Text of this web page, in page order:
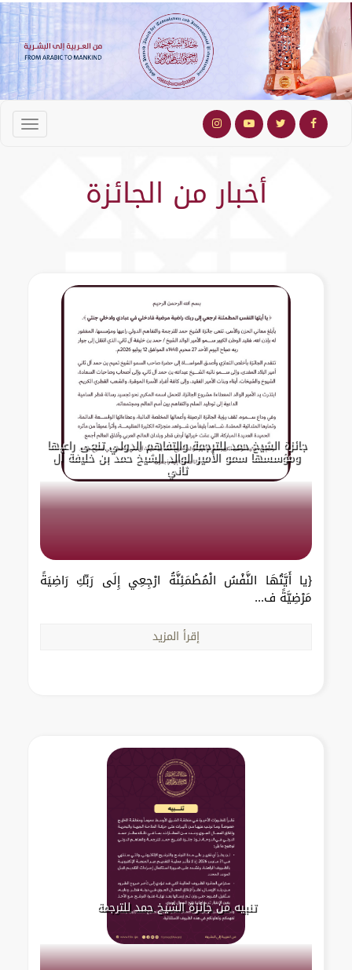
أخبار من الجائزة
جائزة الشيخ حمد للترجمة والتفاهم الدولي تنعى راعيها
ومؤسسها سمو الأمير الوالد الشيخ حمد بن خليفة آل
ثاني
{يا أَيَّتُهَا النَّفْسُ الْمُطْمَئِنَّةُ ارْجِعِي إِلَى رَبِّكِ رَاضِيَةً
مَرْضِيَّةً ف...
إقرأ المزيد
تنبيه من جائزة الشيخ حمد للترجمة